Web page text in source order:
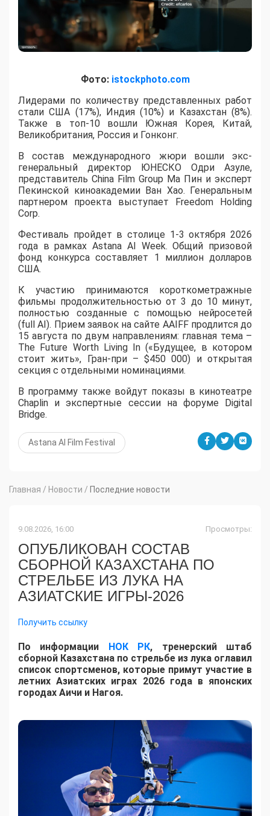
Фото: istockphoto.com
Лидерами по количеству представленных работ
стали США (17%), Индия (10%) и Казахстан (8%).
Также в топ-10 вошли Южная Корея, Китай,
Великобритания, Россия и Гонконг.
В состав международного жюри вошли экс-
генеральный директор ЮНЕСКО Одри Азуле,
представитель China Film Group Ма Пин и эксперт
Пекинской киноакадемии Ван Хао. Генеральным
партнером проекта выступает Freedom Holding
Corp.
​Фестиваль пройдет в столице 1-3 октября 2026
года в рамках Astana AI Week. Общий призовой
фонд конкурса составляет 1 миллион долларов
США.
К участию принимаются короткометражные
фильмы продолжительностью от 3 до 10 минут,
полностью созданные с помощью нейросетей
(full AI). Прием заявок на сайте AAIFF продлится до
15 августа по двум направлениям: главная тема –
The Future Worth Living In («Будущее, в котором
стоит жить», Гран-при – $450 000) и открытая
секция с отдельными номинациями.
В программу также войдут показы в кинотеатре
Chaplin и экспертные сессии на форуме Digital
Bridge.
Astana AI Film Festival
Главная / Новости / Последние новости
9.08.2026, 16:00 Просмотры:
ОПУБЛИКОВАН СОСТАВ
СБОРНОЙ КАЗАХСТАНА ПО
СТРЕЛЬБЕ ИЗ ЛУКА НА
АЗИАТСКИЕ ИГРЫ-2026
Получить ссылку
По информации НОК РК, тренерский штаб
сборной Казахстана по стрельбе из лука оглавил
список спортсменов, которые примут участие в
летних Азиатских играх 2026 года в японских
городах Аичи и Нагоя.